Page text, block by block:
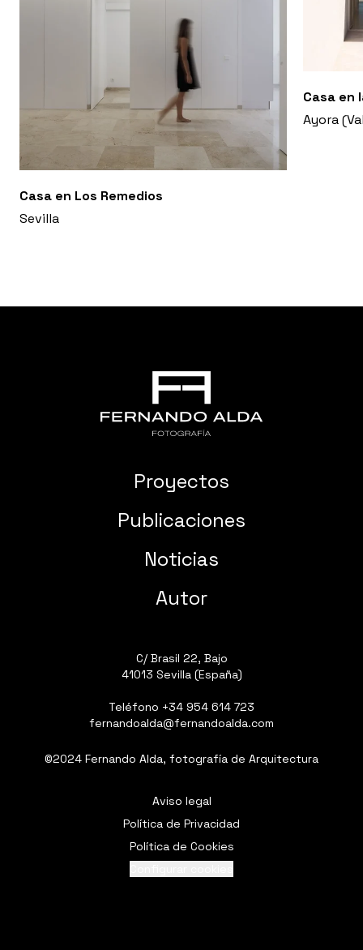
Casa en Los Remedios
Sevilla
Casa en
Ayora
Proyectos
Publicaciones
Noticias
Autor
C/ Brasil 22, Bajo
41013 Sevilla (España)
Teléfono +34 954 614 723
fernandoalda@fernandoalda.com
©2024 Fernando Alda, fotografía de Arquitectura
Aviso legal
Política de Privacidad
Política de Cookies